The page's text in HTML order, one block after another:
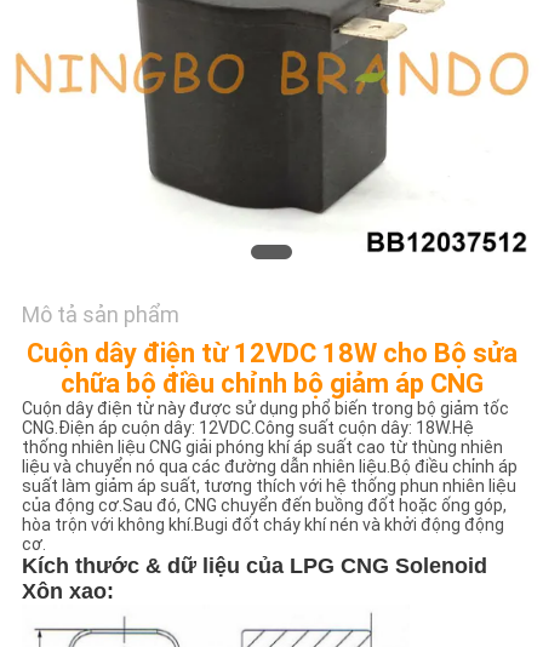
ĐẶT
GIÁ
COMPANY
SƠ
ĐỒ
TRANG
WEB
CHÍNH
SÁCH
BẢO
MẬT
Mô tả sản phẩm
Cuộn dây điện từ 12VDC 18W cho Bộ sửa
chữa bộ điều chỉnh bộ giảm áp CNG
Cuộn dây điện từ này được sử dụng phổ biến trong bộ giảm tốc
CNG.Điện áp cuộn dây: 12VDC.Công suất cuộn dây: 18W.Hệ
thống nhiên liệu CNG giải phóng khí áp suất cao từ thùng nhiên
liệu và chuyển nó qua các đường dẫn nhiên liệu.Bộ điều chỉnh áp
suất làm giảm áp suất, tương thích với hệ thống phun nhiên liệu
của động cơ.Sau đó, CNG chuyển đến buồng đốt hoặc ống góp,
hòa trộn với không khí.Bugi đốt cháy khí nén và khởi động động
cơ.
Kích thước & dữ liệu của LPG CNG Solenoid
Xôn xao: